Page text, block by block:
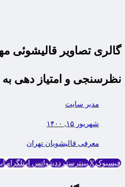
گالری تصاویر قالیشوئی
نظرسنجی و امتیاز دهی
مدیر سایت
شهریور ۱۵, ۱۴۰۰
معرفی قالیشویان تهران
فیسبوکXپینترسترددیتواتس اپتلگرام